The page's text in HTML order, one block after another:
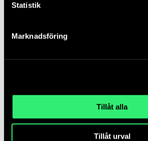
Statistik
Marknadsföring
Tillåt alla
Tillåt urval
Rainbow Snake Prototyp ställs ut i Göteborg.